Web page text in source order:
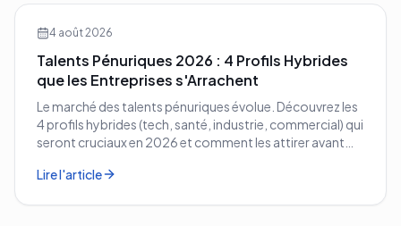
4 août 2026
Talents Pénuriques 2026 : 4 Profils Hybrides
que les Entreprises s'Arrachent
Le marché des talents pénuriques évolue. Découvrez les
4 profils hybrides (tech, santé, industrie, commercial) qui
seront cruciaux en 2026 et comment les attirer avant
Lire l'article